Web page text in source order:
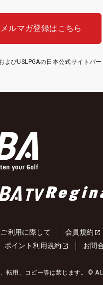
メルマガ登録はこちら
びUSLPGAの日本公式サイトパー
ご利用に際して 会員規約
ポイント利用規約 お問
転用、コピー等は禁じます。 ©